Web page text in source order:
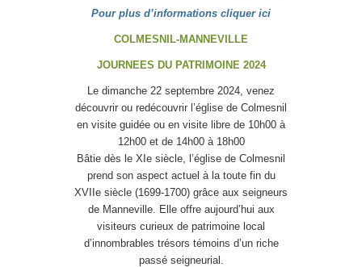
Pour plus d’informations cliquer ici
COLMESNIL-MANNEVILLE
JOURNEES DU PATRIMOINE 2024
Le dimanche 22 septembre 2024, venez
découvrir ou redécouvrir l’église de Colmesnil
en visite guidée ou en visite libre de 10h00 à
12h00 et de 14h00 à 18h00
Bâtie dès le XIe siècle, l’église de Colmesnil
prend son aspect actuel à la toute fin du
XVIIe siècle (1699-1700) grâce aux seigneurs
de Manneville. Elle offre aujourd’hui aux
visiteurs curieux de patrimoine local
d’innombrables trésors témoins d’un riche
passé seigneurial.